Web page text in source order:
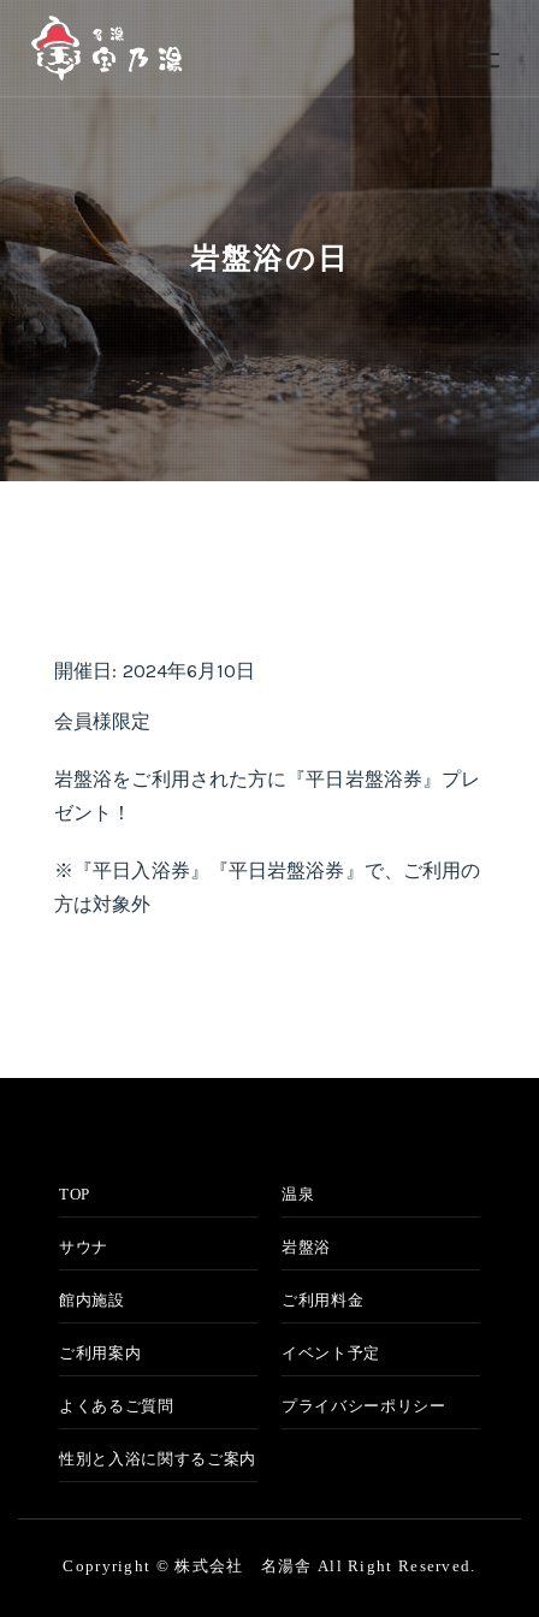
岩盤浴の日
開催日: 2024年6月10日
会員様限定
岩盤浴をご利用された方に『平日岩盤浴券』プレ
ゼント！
※『平日入浴券』『平日岩盤浴券』で、ご利用の
方は対象外
TOP 温泉
サウナ 岩盤浴
館内施設 ご利用料金
ご利用案内 イベント予定
よくあるご質問 プライバシーポリシー
性別と入浴に関するご案内
Copryright © 株式会社 名湯舎 All Right Reserved.